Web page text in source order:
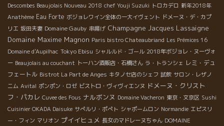
Descombes Beaujolais Nouveau 2018 chef Youji Suzuki トロカデロ 新年2018年
Anathème Eau Forte ボジョレワイン全体の一大イヴェント ドメーヌ・デ・カプ
リエ 坂田夫妻 Domaine Gauby 串揚げ Champagne Jacques Lassaigne
Domaine Maxime Magnon Paris bistro Chateaubriand Les Prémices 16
Domaine d'Aupilhac Tokyo Ebisu シャルルド・ゴール 2018年ボジョレ・ヌーヴォ
ー Beaujolais au couchant トーハン酒販店・石橋さん ラ・トランシェ レミ・デュ
フェートル Bistrot La Part de Anges キタノセ店のシェフ 試飲 サロン・レザノ
ニム Avital ポンポン・ロゼ ビストロ・ヴィヴィエンヌ ドメーヌ・クリスト
フ・パカレ Cuvee des Fous ナルボンヌ Domaine Vacheron 東京・文京区 Sushi
Cuisinier OKADA Daisuke サぺルリ・ポぺト シャポームロン Normandie エピスリ
ー・フィン マリオン プイイヒュメ 長女のマドレーヌちゃん DOMAINE